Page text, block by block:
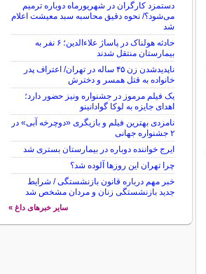
دستمزد کارگران در شهریورماه دوباره ترمیم
می‌شود؟/ نحوه دقیق محاسبه سبد معیشت اعلام
شد
حادثه هولناک در پاساژ علاءالدین؛ ۶ نفر به
بیمارستان منتقل شدند
ناپدیدشدن زن ۴۵ ساله در تهران/ اعتراف پدر
خانواده به قتل همسر و دخترش
یک فیلم مرموز در جشنواره ونیز حضور دارد؛
اهدای جایزه به لوکا گوادانینو
نامزدی بهترین فیلم و بازیگری «دوچرخه آبی» در
۲ جشنواره جهانی
ایرج خواننده دوباره در بیمارستان بستری شد
چرا تهران این روزها آلوده شد؟
خبر مهم درباره قانون بازنشستگی / شرایط
جدید بازنشستگی زنان و مردان مشخص شد
سایر خبرهای داغ »